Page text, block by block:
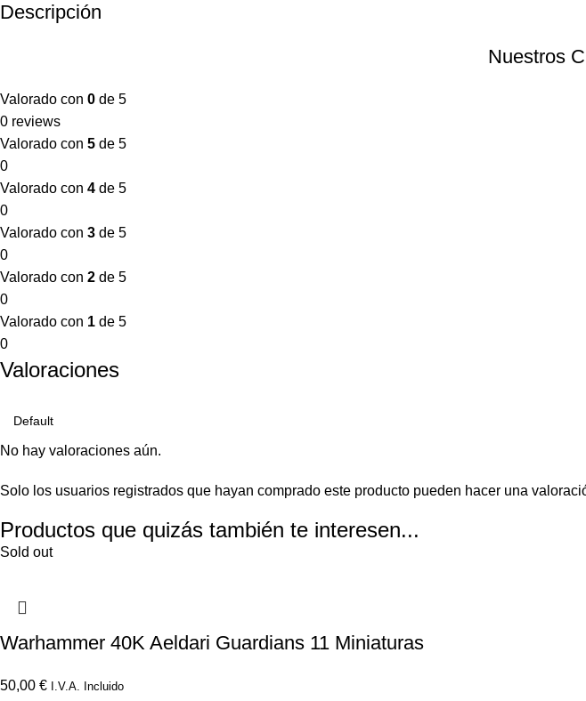
Descripción
Nuestros
Valorado con 0 de 5
0 reviews
Valorado con 5 de 5
0
Valorado con 4 de 5
0
Valorado con 3 de 5
0
Valorado con 2 de 5
0
Valorado con 1 de 5
0
Valoraciones
No hay valoraciones aún.
Solo los usuarios registrados que hayan comprado este producto pueden hacer una
Productos que quizás también te interesen...
Sold out
Warhammer 40K Aeldari Guardians 11 Miniaturas
50,00 € I.V.A. Incluido